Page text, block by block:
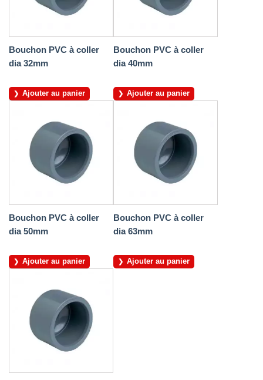
Bouchon PVC à coller
dia 32mm
Ajouter au panier
Bouchon PVC à coller
dia 40mm
Ajouter au panier
Bouchon PVC à coller
dia 50mm
Ajouter au panier
Bouchon PVC à coller
dia 63mm
Ajouter au panier